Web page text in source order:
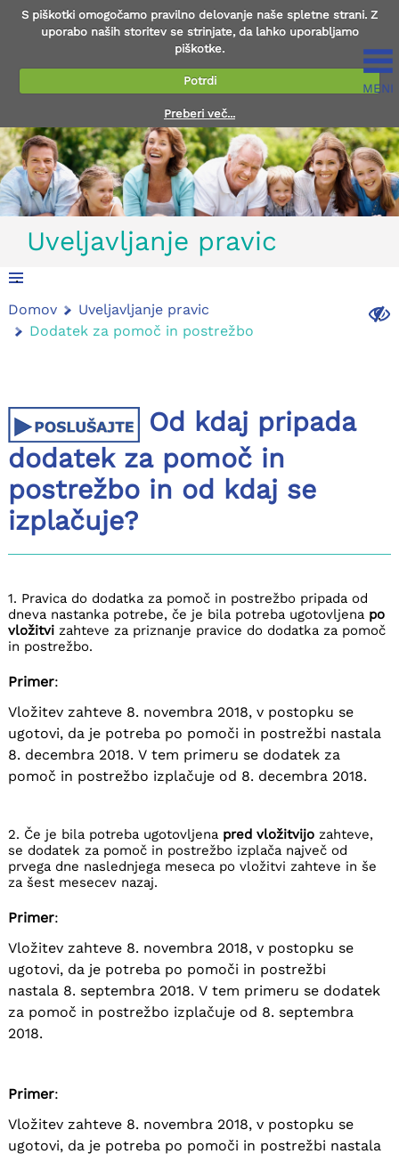
S piškotki omogočamo pravilno delovanje naše spletne strani. Z
uporabo naših storitev se strinjate, da lahko uporabljamo
piškotke.
Potrdi
Preberi več...
MENI
Uveljavljanje pravic
.
.
Domov
Uveljavljanje pravic
Dodatek za pomoč in postrežbo
Od kdaj pripada
dodatek za pomoč in
postrežbo in od kdaj se
izplačuje?
1. Pravica do dodatka za pomoč in postrežbo pripada od
dneva nastanka potrebe, če je bila potreba ugotovljenapo
vložitvi zahteve za priznanje pravice do dodatka za pomoč
in postrežbo.
Primer:
Vložitev zahteve 8. novembra 2018, v postopku se
ugotovi, da je potreba po pomoči in postrežbi nastala
8. decembra 2018. V tem primeru se dodatek za
pomoč in postrežbo izplačuje od 8. decembra 2018.
2. Če je bila potreba ugotovljena pred vložitvijo zahteve,
se dodatek za pomoč in postrežbo izplača največ od
prvega dne naslednjega meseca po vložitvi zahteve in še
za šest mesecev nazaj.
Primer:
Vložitev zahteve 8. novembra 2018, v postopku se
ugotovi, da je potreba po pomoči in postrežbi
nastala 8. septembra 2018. V tem primeru se dodatek
za pomoč in postrežbo izplačuje od 8. septembra
2018.
Primer:
Vložitev zahteve 8. novembra 2018, v postopku se
ugotovi, da je potreba po pomoči in postrežbi nastala